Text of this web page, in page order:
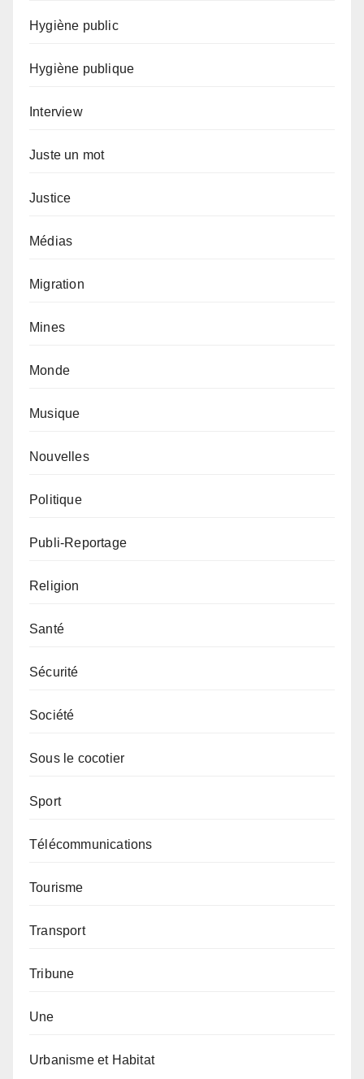
Hygiène public
Hygiène publique
Interview
Juste un mot
Justice
Médias
Migration
Mines
Monde
Musique
Nouvelles
Politique
Publi-Reportage
Religion
Santé
Sécurité
Société
Sous le cocotier
Sport
Télécommunications
Tourisme
Transport
Tribune
Une
Urbanisme et Habitat